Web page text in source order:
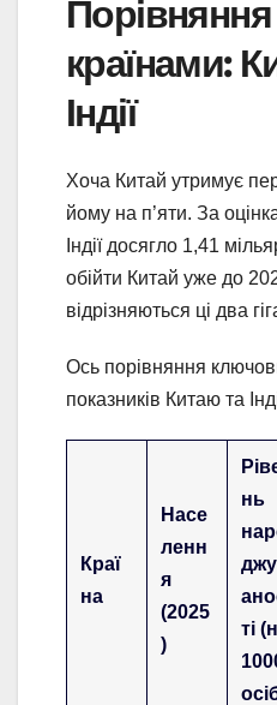
країнами:
Індії
Хоча Китай утримує
йому на п’яти. За
Індії досягло 1,41
обійти Китай уже до
відрізняються ці два
Ось порівняння
показників Китаю та
Краї
на
Насе
ленн
я
(2025
)
нь
ті